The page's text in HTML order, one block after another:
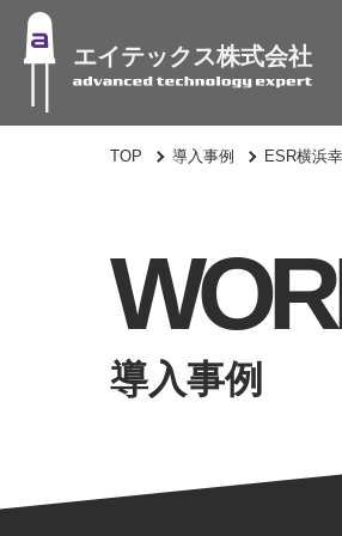
エイテックス株式会社
TOP 導入事例 ESR横浜
導入事例